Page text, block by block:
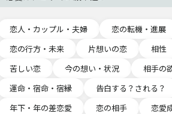
恋人・カップル・夫婦 恋の転機・進展
恋の行方・未来
片想いの恋 相性
苦しい恋
今の想い・状況 相手の
運命・宿命・宿縁
告白する？される？
年下・年の差恋愛
恋の相手 恋愛